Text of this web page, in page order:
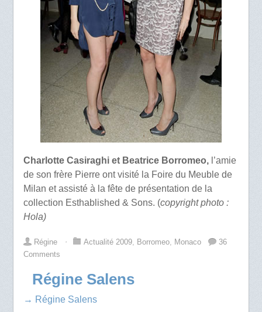
Charlotte Casiraghi et Beatrice Borromeo, l’amie
de son frère Pierre ont visité la Foire du Meuble de
Milan et assisté à la fête de présentation de la
collection Esthablished & Sons. (copyright photo :
Hola)
Régine ⋅ Actualité 2009, Borromeo, Monaco
36
Comments
Régine Salens
→ Régine Salens